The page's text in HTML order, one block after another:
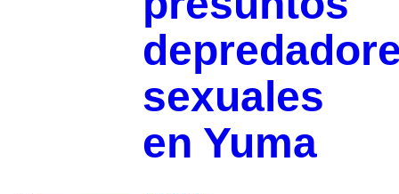
sexuales
en Yuma